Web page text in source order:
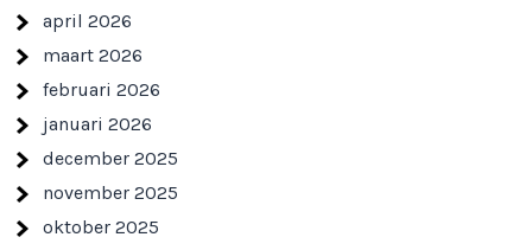
april 2026
maart 2026
februari 2026
januari 2026
december 2025
november 2025
oktober 2025